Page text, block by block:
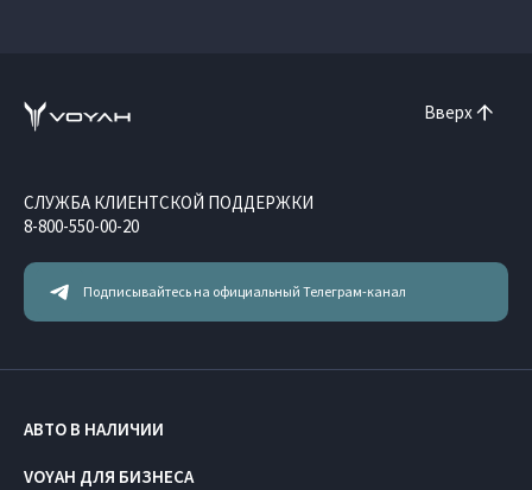
Вверх
Подписывайтесь на официальный Телеграм-канал
СЛУЖБА КЛИЕНТСКОЙ ПОДДЕРЖКИ
8-800-550-00-20
АВТО В НАЛИЧИИ
VOYAH ДЛЯ БИЗНЕСА